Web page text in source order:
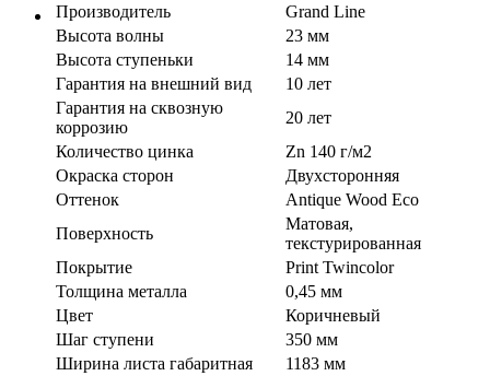
Производитель
Grand Line
Высота волны
23 мм
Высота ступеньки
14 мм
Гарантия на внешний вид
10 лет
Гарантия на сквозную
коррозию
20 лет
Количество цинка
Zn 140 г/м2
Окраска сторон
Двухсторонняя
Оттенок
Antique Wood Eco
Поверхность
Матовая,
текстурированная
Покрытие
Print Twincolor
Толщина металла
0,45 мм
Цвет
Коричневый
Шаг ступени
350 мм
Ширина листа габаритная
1183 мм